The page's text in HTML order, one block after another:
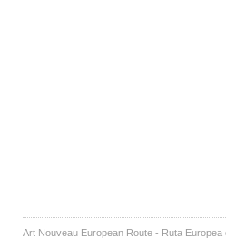
Art Nouveau European Route - Ruta